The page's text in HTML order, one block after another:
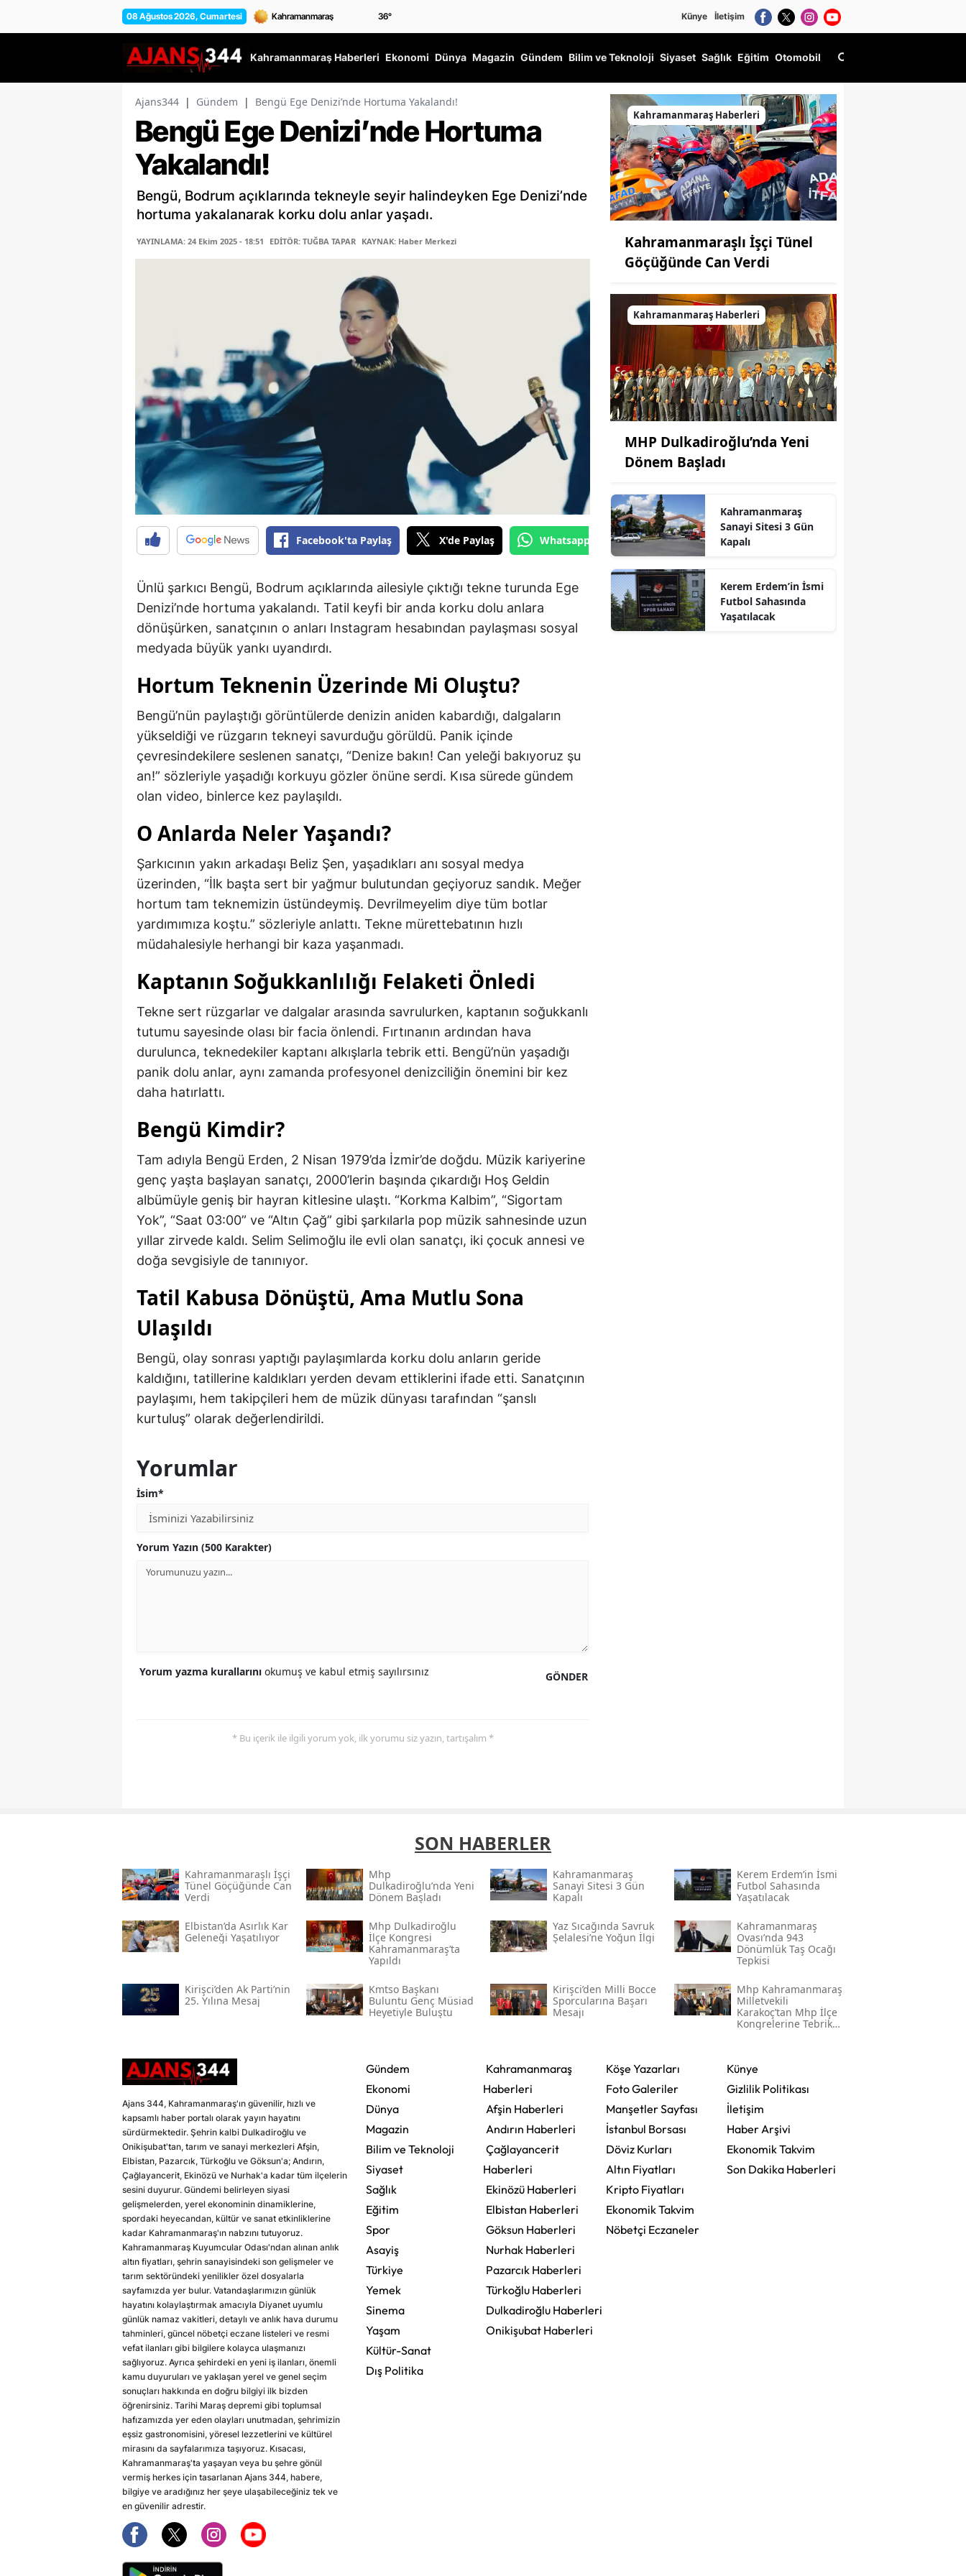
08 Ağustos 2026, Cumartesi 36° Künye İletişim
Kahramanmaraş Haberleri Ekonomi Dünya Magazin Gündem Bilim ve Teknoloji Siyaset Sağlık Eğitim Otomobil
Ajans344 | Gündem | Bengü Ege Denizi’nde Hortuma Yakalandı!
Bengü Ege Denizi’nde Hortuma
Yakalandı!
Bengü, Bodrum açıklarında tekneyle seyir halindeyken Ege Denizi’nde
hortuma yakalanarak korku dolu anlar yaşadı.
YAYINLAMA: 24 Ekim 2025 - 18:51 EDİTÖR: TUĞBA TAPAR KAYNAK: Haber Merkezi
Facebook'ta Paylaş X'de Paylaş Whatsapp'tan Gönder
Ünlü şarkıcı Bengü, Bodrum açıklarında ailesiyle çıktığı tekne turunda Ege
Denizi’nde hortuma yakalandı. Tatil keyfi bir anda korku dolu anlara
dönüşürken, sanatçının o anları Instagram hesabından paylaşması sosyal
medyada büyük yankı uyandırdı.
Hortum Teknenin Üzerinde Mi Oluştu?
Bengü’nün paylaştığı görüntülerde denizin aniden kabardığı, dalgaların
yükseldiği ve rüzgarın tekneyi savurduğu görüldü. Panik içinde
çevresindekilere seslenen sanatçı, “Denize bakın! Can yeleği bakıyoruz şu
an!” sözleriyle yaşadığı korkuyu gözler önüne serdi. Kısa sürede gündem
olan video, binlerce kez paylaşıldı.
O Anlarda Neler Yaşandı?
Şarkıcının yakın arkadaşı Beliz Şen, yaşadıkları anı sosyal medya
üzerinden, “İlk başta sert bir yağmur bulutundan geçiyoruz sandık. Meğer
hortum tam teknemizin üstündeymiş. Devrilmeyelim diye tüm botlar
yardımımıza koştu.” sözleriyle anlattı. Tekne mürettebatının hızlı
müdahalesiyle herhangi bir kaza yaşanmadı.
Kaptanın Soğukkanlılığı Felaketi Önledi
Tekne sert rüzgarlar ve dalgalar arasında savrulurken, kaptanın soğukkanlı
tutumu sayesinde olası bir facia önlendi. Fırtınanın ardından hava
durulunca, teknedekiler kaptanı alkışlarla tebrik etti. Bengü’nün yaşadığı
panik dolu anlar, aynı zamanda profesyonel denizciliğin önemini bir kez
daha hatırlattı.
Bengü Kimdir?
Tam adıyla Bengü Erden, 2 Nisan 1979’da İzmir’de doğdu. Müzik kariyerine
genç yaşta başlayan sanatçı, 2000’lerin başında çıkardığı Hoş Geldin
albümüyle geniş bir hayran kitlesine ulaştı. “Korkma Kalbim”, “Sigortam
Yok”, “Saat 03:00” ve “Altın Çağ” gibi şarkılarla pop müzik sahnesinde uzun
yıllar zirvede kaldı. Selim Selimoğlu ile evli olan sanatçı, iki çocuk annesi ve
doğa sevgisiyle de tanınıyor.
Tatil Kabusa Dönüştü, Ama Mutlu Sona
Ulaşıldı
Bengü, olay sonrası yaptığı paylaşımlarda korku dolu anların geride
kaldığını, tatillerine kaldıkları yerden devam ettiklerini ifade etti. Sanatçının
paylaşımı, hem takipçileri hem de müzik dünyası tarafından “şanslı
kurtuluş” olarak değerlendirildi.
Yorumlar
İsim*
Yorum Yazın (500 Karakter)
GÖNDER
Yorum yazma kurallarını okumuş ve kabul etmiş sayılırsınız
* Bu içerik ile ilgili yorum yok, ilk yorumu siz yazın, tartışalım *
Kahramanmaraş Haberleri
Kahramanmaraşlı İşçi Tünel
Göçüğünde Can Verdi
Kahramanmaraş Haberleri
MHP Dulkadiroğlu’nda Yeni
Dönem Başladı
Kahramanmaraş
Sanayi Sitesi 3 Gün
Kapalı
Kerem Erdem’in İsmi
Futbol Sahasında
Yaşatılacak
SON HABERLER
Kahramanmaraşlı İşçi
Tünel Göçüğünde Can
Verdi
Mhp
Dulkadiroğlu’nda Yeni
Dönem Başladı
Kahramanmaraş
Sanayi Sitesi 3 Gün
Kapalı
Kerem Erdem’in İsmi
Futbol Sahasında
Yaşatılacak
Elbistan’da Asırlık Kar
Geleneği Yaşatılıyor
Mhp Dulkadiroğlu
İlçe Kongresi
Kahramanmaraş’ta
Yapıldı
Yaz Sıcağında Savruk
Şelalesi’ne Yoğun İlgi
Kahramanmaraş
Ovası’nda 943
Dönümlük Taş Ocağı
Tepkisi
Kirişci’den Ak Parti’nin
25. Yılına Mesaj
Kmtso Başkanı
Buluntu Genç Müsi̇ad
Heyetiyle Buluştu
Kirişci’den Milli Bocce
Sporcularına Başarı
Mesajı
Mhp Kahramanmaraş
Milletvekili
Karakoç’tan Mhp İlçe
Kongrelerine Tebrik
Ajans 344, Kahramanmaraş'ın güvenilir, hızlı ve
kapsamlı haber portalı olarak yayın hayatını
sürdürmektedir. Şehrin kalbi Dulkadiroğlu ve
Onikişubat'tan, tarım ve sanayi merkezleri Afşin,
Elbistan, Pazarcık, Türkoğlu ve Göksun'a; Andırın,
Çağlayancerit, Ekinözü ve Nurhak'a kadar tüm ilçelerin
sesini duyurur. Gündemi belirleyen siyasi
gelişmelerden, yerel ekonominin dinamiklerine,
spordaki heyecandan, kültür ve sanat etkinliklerine
kadar Kahramanmaraş'ın nabzını tutuyoruz.
Kahramanmaraş Kuyumcular Odası'ndan alınan anlık
altın fiyatları, şehrin sanayisindeki son gelişmeler ve
tarım sektöründeki yenilikler özel dosyalarla
sayfamızda yer bulur. Vatandaşlarımızın günlük
hayatını kolaylaştırmak amacıyla Diyanet uyumlu
günlük namaz vakitleri, detaylı ve anlık hava durumu
tahminleri, güncel nöbetçi eczane listeleri ve resmi
vefat ilanları gibi bilgilere kolayca ulaşmanızı
sağlıyoruz. Ayrıca şehirdeki en yeni iş ilanları, önemli
kamu duyuruları ve yaklaşan yerel ve genel seçim
sonuçları hakkında en doğru bilgiyi ilk bizden
öğrenirsiniz. Tarihi Maraş depremi gibi toplumsal
hafızamızda yer eden olayları unutmadan, şehrimizin
eşsiz gastronomisini, yöresel lezzetlerini ve kültürel
mirasını da sayfalarımıza taşıyoruz. Kısacası,
Kahramanmaraş'ta yaşayan veya bu şehre gönül
vermiş herkes için tasarlanan Ajans 344, habere,
bilgiye ve aradığınız her şeye ulaşabileceğiniz tek ve
en güvenilir adrestir.
Gündem
Ekonomi
Dünya
Magazin
Bilim ve Teknoloji
Siyaset
Sağlık
Eğitim
Spor
Asayiş
Türkiye
Yemek
Sinema
Yaşam
Kültür-Sanat
Dış Politika
Kahramanmaraş
Haberleri
Afşin Haberleri
Andırın Haberleri
Çağlayancerit
Haberleri
Ekinözü Haberleri
Elbistan Haberleri
Göksun Haberleri
Nurhak Haberleri
Pazarcık Haberleri
Türkoğlu Haberleri
Dulkadiroğlu Haberleri
Onikişubat Haberleri
Köşe Yazarları
Foto Galeriler
Manşetler Sayfası
İstanbul Borsası
Döviz Kurları
Altın Fiyatları
Kripto Fiyatları
Ekonomik Takvim
Nöbetçi Eczaneler
Künye
Gizlilik Politikası
İletişim
Haber Arşivi
Ekonomik Takvim
Son Dakika Haberleri